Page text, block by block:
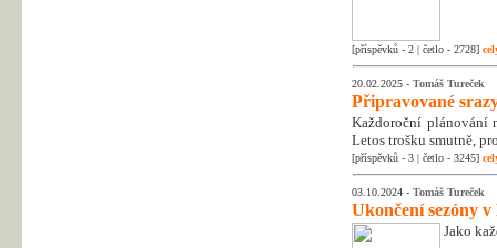
[příspěvků - 2 | četlo - 2728]
20.02.2025 - Tomáš Tureček
Připravované
Každoroční plánování
Letos trošku smutně,
[příspěvků - 3 | četlo - 3245]
03.10.2024 - Tomáš Tureček
Ukončení sezóny v
Jako